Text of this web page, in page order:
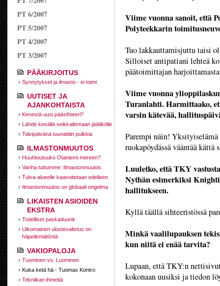
PT 6/2007
PT 5/2007
PT 4/2007
PT 3/2007
PÄÄKIRJOITUS
Synnytykset ja ilmasto - ei toimi
UUTISET JA
AJANKOHTAISTA
Kenestä uusi pääsihteeri?
Lähde kesällä seikkailemaan jäätikölle
Talvipäivänä tuunattiin pulkkia
ILMASTONMUUTOS
Huuhtoutuuko Otaniemi mereen?
Vanha tuttumme: Ilmastonmuutos
Tulva-alueelle kaavoitetaan edelleen
Ilmastonmuutos on globaali ongelma
LIKAISTEN ASIOIDEN
EKSTRA
Todelliset paskaduunit
Ulkomainen ulostevalistus on
häpeilemätöntä
VAKIOPALOJA
Tuominen vs. Luominen
Kuka ketä hä - Tuomas Kontro
Tekniikan ihmeitä
Viime vuonna sanoit, että
Polyteekkarin
Tuo lakkauttamisjuttu taisi
Silloiset antipatiani lehteä
päätoimittajan
Viime vuonna
Turanlahti. Harmittaako,
varsin kätevää,
Parempi näin!
ruokapöydässä vääntää kättä
Luuletko, että TKY
Nythän esimerkiksi
hallitukseen.
Kyllä täällä sihteeristössä
Minkä vaalilupauksen
kun niitä ei enää tarvita?
Lupaan, että TKY:n
kokonaan uusiksi ja tiedon